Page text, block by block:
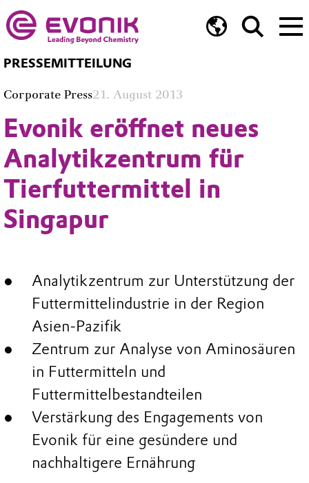
PRESSEMITTEILUNG
Corporate Press21. August 2013
Evonik eröffnet neues
Analytikzentrum für
Tierfuttermittel in
Singapur
Analytikzentrum zur Unterstützung der
Futtermittelindustrie in der Region
Asien-Pazifik
Zentrum zur Analyse von Aminosäuren
in Futtermitteln und
Futtermittelbestandteilen
Verstärkung des Engagements von
Evonik für eine gesündere und
nachhaltigere Ernährung